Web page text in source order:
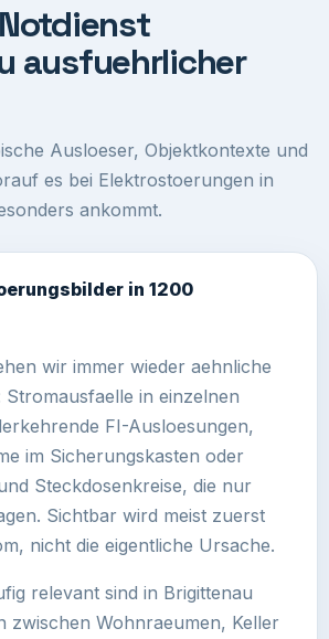
ausfuehrlicher
Ausloeser, Objektkontexte und
es bei Elektrostoerungen in
ankommt.
in 1200
wir immer wieder aehnliche
Stromausfaelle in einzelnen
FI-Ausloesungen,
im Sicherungskasten oder
Steckdosenkreise, die nur
Sichtbar wird meist zuerst
nicht die eigentliche Ursache.
relevant sind in Brigittenau
zwischen Wohnraeumen, Keller